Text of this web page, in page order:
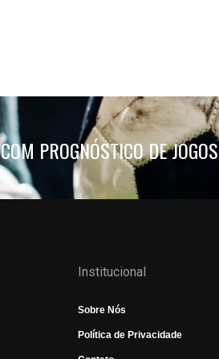
PROGNÓSTICO DE JOGOS
Institucional
Sobre Nós
Política de Privacidade